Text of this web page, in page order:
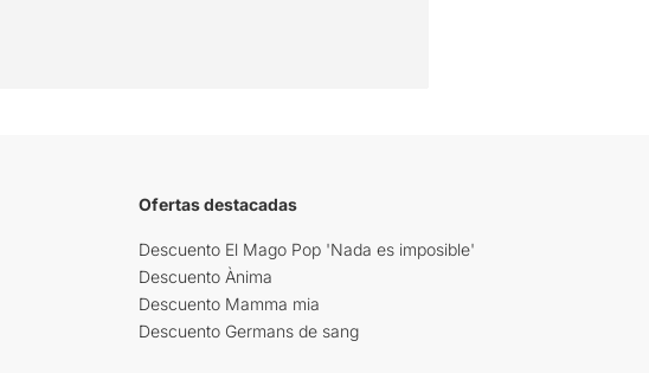
Ofertas destacadas
Descuento El Mago Pop 'Nada es imposible'
Descuento Ànima
Descuento Mamma mia
Descuento Germans de sang